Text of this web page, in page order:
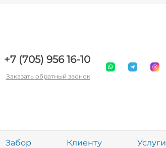
+7 (705) 956 16-10
Заказать обратный звонок
Забор Клиенту Услуги